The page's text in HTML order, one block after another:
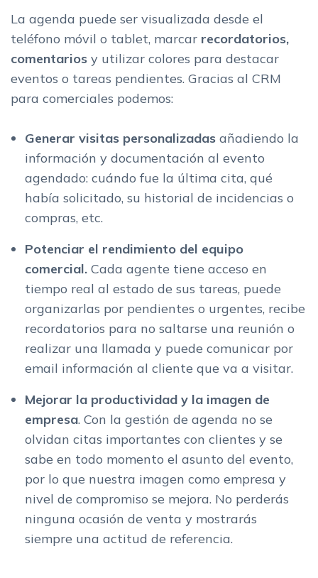
La agenda puede ser visualizada desde el
teléfono móvil o tablet, marcar recordatorios,
comentarios y utilizar colores para destacar
eventos o tareas pendientes. Gracias al CRM
para comerciales podemos:
Generar visitas personalizadas añadiendo la
información y documentación al evento
agendado: cuándo fue la última cita, qué
había solicitado, su historial de incidencias o
compras, etc.
Potenciar el rendimiento del equipo
comercial. Cada agente tiene acceso en
tiempo real al estado de sus tareas, puede
organizarlas por pendientes o urgentes, recibe
recordatorios para no saltarse una reunión o
realizar una llamada y puede comunicar por
email información al cliente que va a visitar.
Mejorar la productividad y la imagen de
empresa. Con la gestión de agenda no se
olvidan citas importantes con clientes y se
sabe en todo momento el asunto del evento,
por lo que nuestra imagen como empresa y
nivel de compromiso se mejora. No perderás
ninguna ocasión de venta y mostrarás
siempre una actitud de referencia.